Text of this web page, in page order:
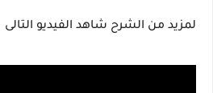
لمزيد من الشرح شاهد الفيديو التالى